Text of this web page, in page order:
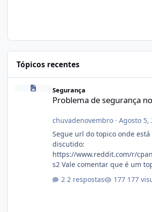
Tópicos recentes
Problema de segurança no csf
Segurança
Problema de segurança
chuvadenovembro· Agosto 5,
Segue url do topico onde está
discutido:
https://www.reddit.com/r/
s2 Vale comentar que é um
Não sei como ta a pegada no
2 respostas 177